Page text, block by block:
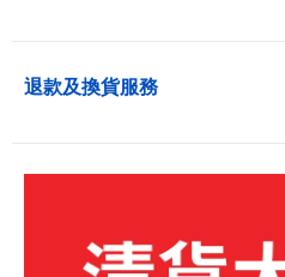
退款及換貨服務